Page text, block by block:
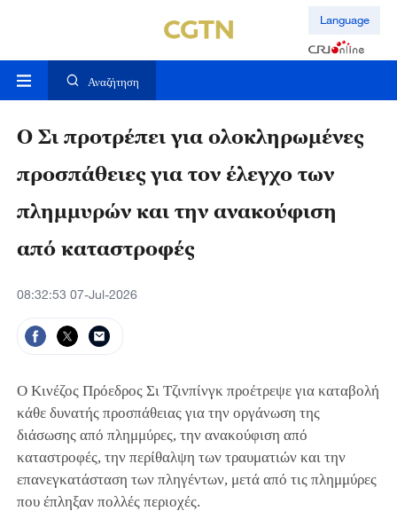
Language
Αναζήτηση
Ο Σι προτρέπει για ολοκληρωμένες
προσπάθειες για τον έλεγχο των
πλημμυρών και την ανακούφιση
από καταστροφές
08:32:53 07-Jul-2026
Ο Κινέζος Πρόεδρος Σι Τζινπίνγκ προέτρεψε για καταβολή
κάθε δυνατής προσπάθειας για την οργάνωση της
διάσωσης από πλημμύρες, την ανακούφιση από
καταστροφές, την περίθαλψη των τραυματιών και την
επανεγκατάσταση των πληγέντων, μετά από τις πλημμύρες
που έπληξαν πολλές περιοχές.